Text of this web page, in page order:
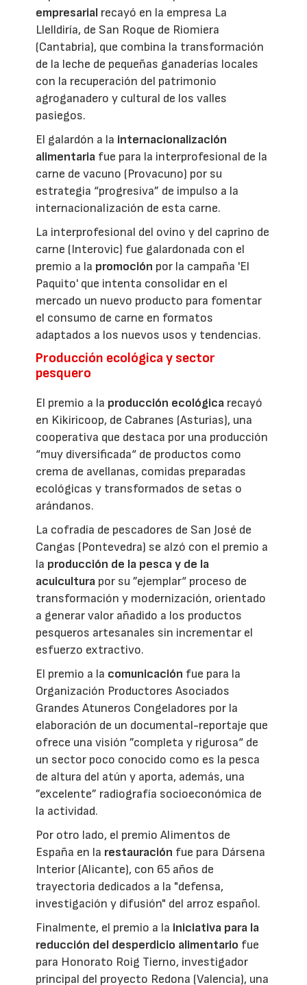
empresarial recayó en la empresa La
Llelldiría, de San Roque de Riomiera
(Cantabria), que combina la transformación
de la leche de pequeñas ganaderías locales
con la recuperación del patrimonio
agroganadero y cultural de los valles
pasiegos.
El galardón a la internacionalización
alimentaria fue para la interprofesional de la
carne de vacuno (Provacuno) por su
estrategia “progresiva” de impulso a la
internacionalización de esta carne.
La interprofesional del ovino y del caprino de
carne (Interovic) fue galardonada con el
premio a la promoción por la campaña 'El
Paquito' que intenta consolidar en el
mercado un nuevo producto para fomentar
el consumo de carne en formatos
adaptados a los nuevos usos y tendencias.
Producción ecológica y sector
pesquero
El premio a la producción ecológica recayó
en Kikiricoop, de Cabranes (Asturias), una
cooperativa que destaca por una producción
“muy diversificada“ de productos como
crema de avellanas, comidas preparadas
ecológicas y transformados de setas o
arándanos.
La cofradía de pescadores de San José de
Cangas (Pontevedra) se alzó con el premio a
la producción de la pesca y de la
acuicultura por su ”ejemplar“ proceso de
transformación y modernización, orientado
a generar valor añadido a los productos
pesqueros artesanales sin incrementar el
esfuerzo extractivo.
El premio a la comunicación fue para la
Organización Productores Asociados
Grandes Atuneros Congeladores por la
elaboración de un documental-reportaje que
ofrece una visión ”completa y rigurosa“ de
un sector poco conocido como es la pesca
de altura del atún y aporta, además, una
”excelente” radiografía socioeconómica de
la actividad.
Por otro lado, el premio Alimentos de
España en la restauración fue para Dársena
Interior (Alicante), con 65 años de
trayectoria dedicados a la "defensa,
investigación y difusión" del arroz español.
Finalmente, el premio a la iniciativa para la
reducción del desperdicio alimentario fue
para Honorato Roig Tierno, investigador
principal del proyecto Redona (Valencia), una